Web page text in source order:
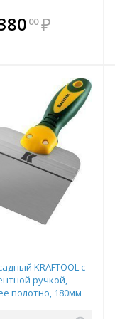
00 ₽
комплекте
выгоднее!
KRAFTOOL с
ручкой,
полотно, 180мм